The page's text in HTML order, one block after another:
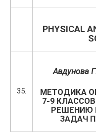
PHYSICAL
35.
Авдунова
МЕТОДИКА
7-9
РЕШЕНИЮ
ЗАДАЧ